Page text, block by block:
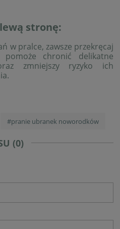
stronę:
w pralce, zawsze przekręcaj
chronić delikatne
zmniejszy ryzyko ich
#pranie ubranek noworodków
(0)